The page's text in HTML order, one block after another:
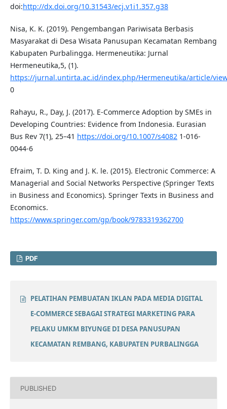
doi:http://dx.doi.org/10.31543/ecj.v1i1.357.g38
Nisa, K. K. (2019). Pengembangan Pariwisata Berbasis
Masyarakat di Desa Wisata Panusupan Kecamatan Rembang
Kabupaten Purbalingga. Hermeneutika: Jurnal
Hermeneutika,5, (1).
https://jurnal.untirta.ac.id/index.php/Hermeneutika/article/
0
Rahayu, R., Day, J. (2017). E-Commerce Adoption by SMEs in
Developing Countries: Evidence from Indonesia. Eurasian
Bus Rev 7(1), 25–41 https://doi.org/10.1007/s40821-016-
0044-6
Efraim, T. D. King and J. K. le. (2015). Electronic Commerce: A
Managerial and Social Networks Perspective (Springer Texts
in Business and Economics). Springer Texts in Business and
Economics.
https://www.springer.com/gp/book/9783319362700
PDF
PELATIHAN PEMBUATAN IKLAN PADA MEDIA DIGITAL
E-COMMERCE SEBAGAI STRATEGI MARKETING PARA
PELAKU UMKM BIYUNGE DI DESA PANUSUPAN
KECAMATAN REMBANG, KABUPATEN PURBALINGGA
PUBLISHED